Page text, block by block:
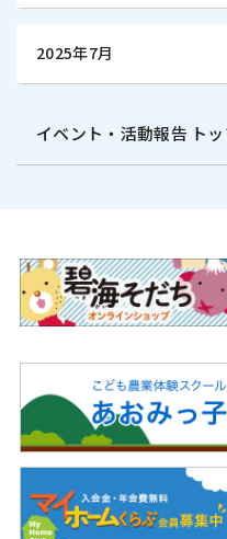
2025年7月
イベント・活動報告 ト